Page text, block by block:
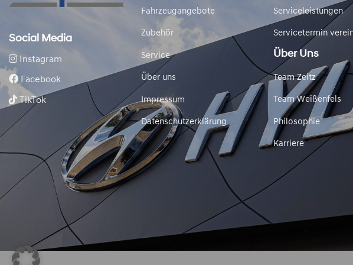
Social Media
Instagram
Facebook
TikTok
Fahrzeugangebote
Zubehör
Service
Über uns
Impressum
Datenschutzerklärung
Serviceleistungen
Servicetermin
Über Uns
Team Zeitz
Team Weißenfels
Philosophie
Karriere